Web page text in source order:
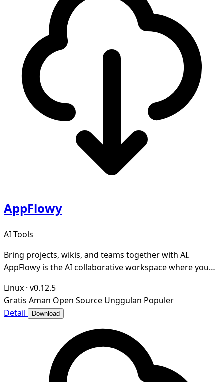
AppFlowy
AI Tools
Bring projects, wikis, and teams together with AI.
AppFlowy is the AI collaborative workspace where you
Linux · v0.12.5
Gratis Aman Open Source Unggulan Populer
Detail
Download